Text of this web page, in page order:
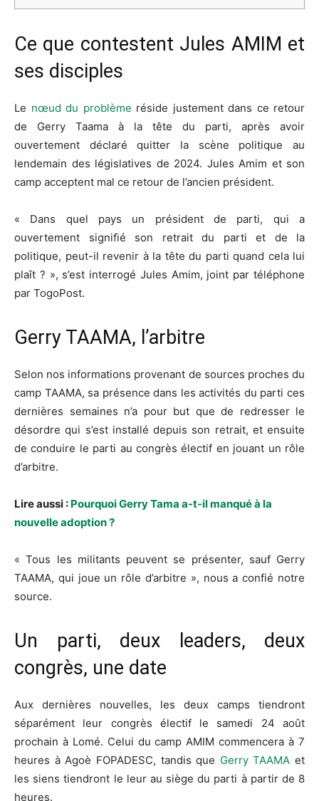
Ce que contestent Jules AMIM et
ses disciples
Le nœud du problème réside justement dans ce retour
de Gerry Taama à la tête du parti, après avoir
ouvertement déclaré quitter la scène politique au
lendemain des législatives de 2024. Jules Amim et son
camp acceptent mal ce retour de l’ancien président.
« Dans quel pays un président de parti, qui a
ouvertement signifié son retrait du parti et de la
politique, peut-il revenir à la tête du parti quand cela lui
plaît ? », s’est interrogé Jules Amim, joint par téléphone
par TogoPost.
Gerry TAAMA, l’arbitre
Selon nos informations provenant de sources proches du
camp TAAMA, sa présence dans les activités du parti ces
dernières semaines n’a pour but que de redresser le
désordre qui s’est installé depuis son retrait, et ensuite
de conduire le parti au congrès électif en jouant un rôle
d’arbitre.
Lire aussi : Pourquoi Gerry Tama a-t-il manqué à la
nouvelle adoption ?
« Tous les militants peuvent se présenter, sauf Gerry
TAAMA, qui joue un rôle d’arbitre », nous a confié notre
source.
Un parti, deux leaders, deux
congrès, une date
Aux dernières nouvelles, les deux camps tiendront
séparément leur congrès électif le samedi 24 août
prochain à Lomé. Celui du camp AMIM commencera à 7
heures à Agoè FOPADESC, tandis que Gerry TAAMA et
les siens tiendront le leur au siège du parti à partir de 8
heures.